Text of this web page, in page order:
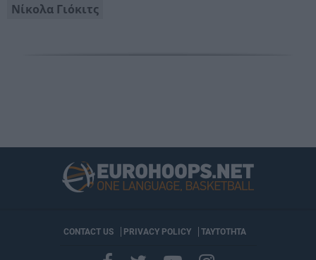
Νίκολα Γιόκιτς
CONTACT US PRIVACY POLICY ΤΑΥΤΟΤΗΤΑ